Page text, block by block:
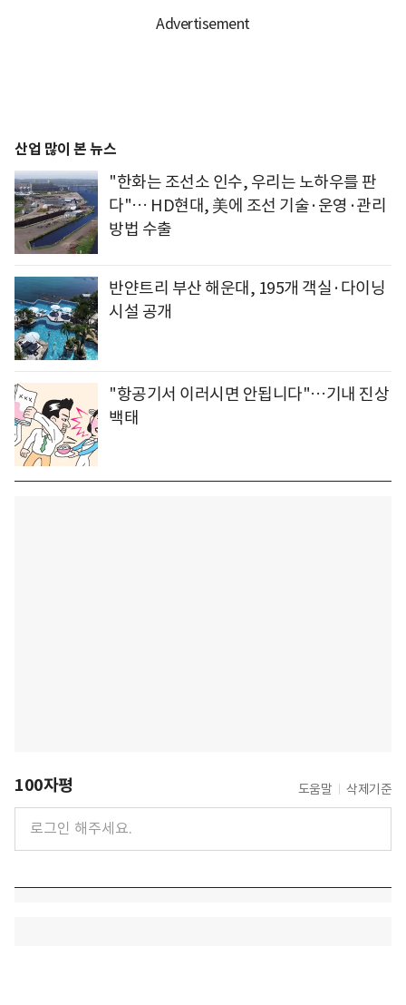
산업 많이 본 뉴스
"한화는 조선소 인수, 우리는 노하우를 판
다"… HD현대, 美에 조선 기술·운영·관리
방법 수출
반얀트리 부산 해운대, 195개 객실·다이닝
시설 공개
"항공기서 이러시면 안됩니다"…기내 진상
백태
100자평 도움말 삭제기준